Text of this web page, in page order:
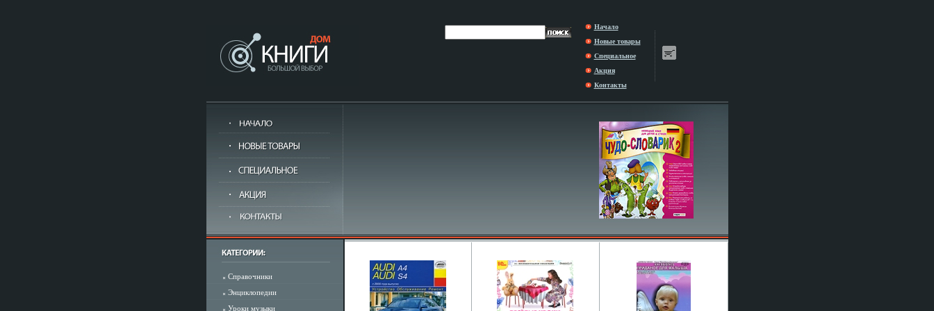
Начало
Новые товары
Специальное
Акция
Контакты
Справочники
Энциклопедии
Уроки музыки